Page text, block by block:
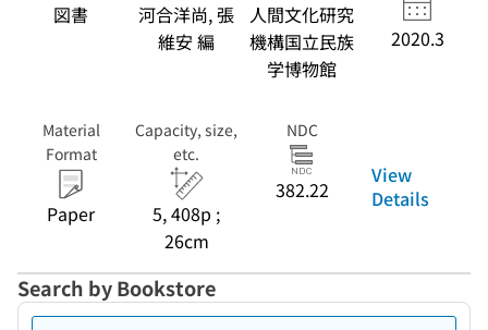
図書
河合洋尚, 張
維安 編
人間文化研究
機構国立民族
学博物館
2020.3
Material
Format
Paper
Capacity, size,
etc.
5, 408p ;
26cm
NDC
382.22
View
Details
Search by Bookstore